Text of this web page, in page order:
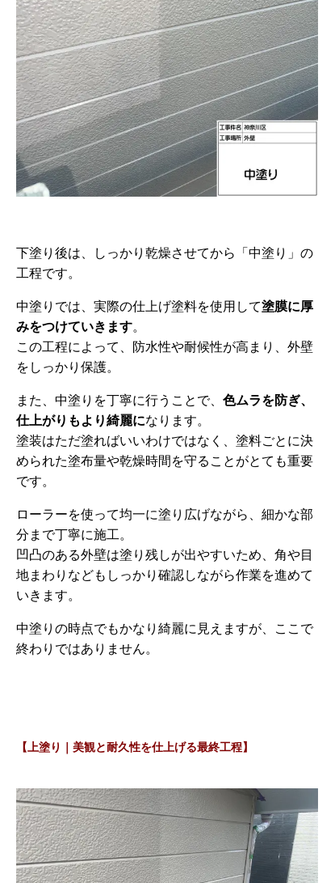
下塗り後は、しっかり乾燥させてから「中塗り」の
工程です。
中塗りでは、実際の仕上げ塗料を使用して塗膜に厚
みをつけていきます。
この工程によって、防水性や耐候性が高まり、外壁
をしっかり保護。
また、中塗りを丁寧に行うことで、 色ムラを防ぎ、
仕上がりもより綺麗になります。
塗装はただ塗ればいいわけではなく、塗料ごとに決
められた塗布量や乾燥時間を守ることがとても重要
です。
ローラーを使って均一に塗り広げながら、細かな部
分まで丁寧に施工。
凹凸のある外壁は塗り残しが出やすいため、角や目
地まわりなどもしっかり確認しながら作業を進めて
いきます。
中塗りの時点でもかなり綺麗に見えますが、ここで
終わりではありません。
【上塗り｜美観と耐久性を仕上げる最終工程】